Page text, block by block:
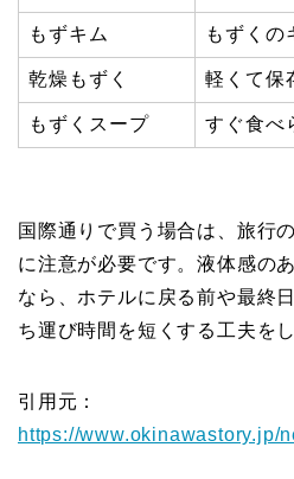
もずキム もずくの
乾燥もずく 軽くて保
もずくスープ すぐ食べ
国際通りで買う場合は、旅行
に注意が必要です。液体感の
なら、ホテルに戻る前や最終
ち運び時間を短くする工夫を
引用元：
https://www.okinawastory.jp/